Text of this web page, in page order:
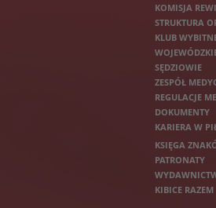
KOMISJA
STRUKTURA
KLUB
SĘDZIOWIE
ZESPÓŁ
REGULACJE
DOKUMENTY
KARIERA W
KSIĘGA
PATRONATY
KIBICE RAZEM